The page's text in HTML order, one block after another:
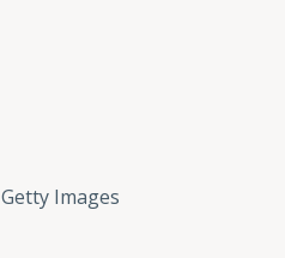
Getty Images